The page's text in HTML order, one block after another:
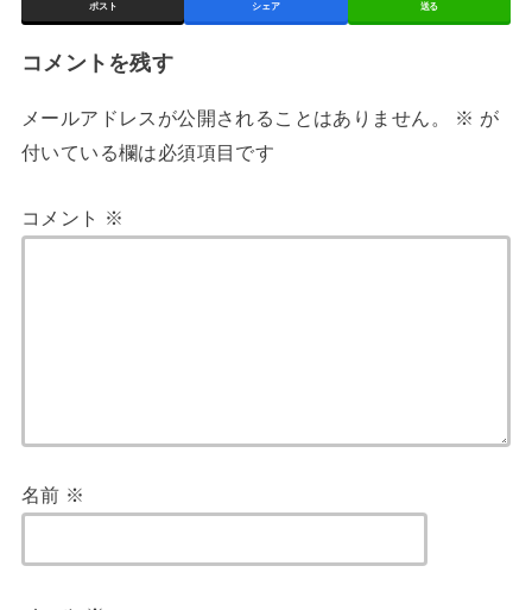
ポスト シェア 送る
コメントを残す
メールアドレスが公開されることはありません。 ※ が
付いている欄は必須項目です
コメント ※
名前 ※